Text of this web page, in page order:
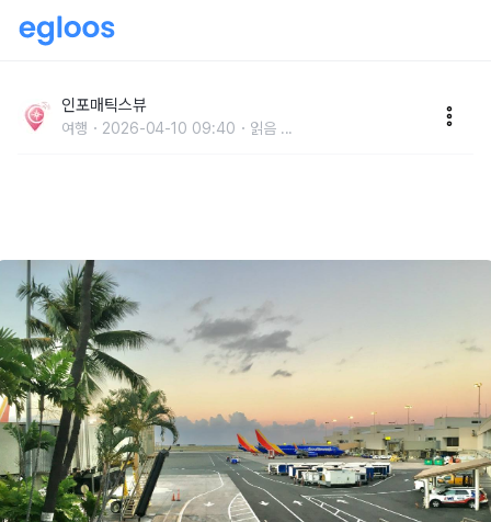
핵심 가이드
인포매틱스뷰
여행 2026-04-10 09:40 읽음 ...